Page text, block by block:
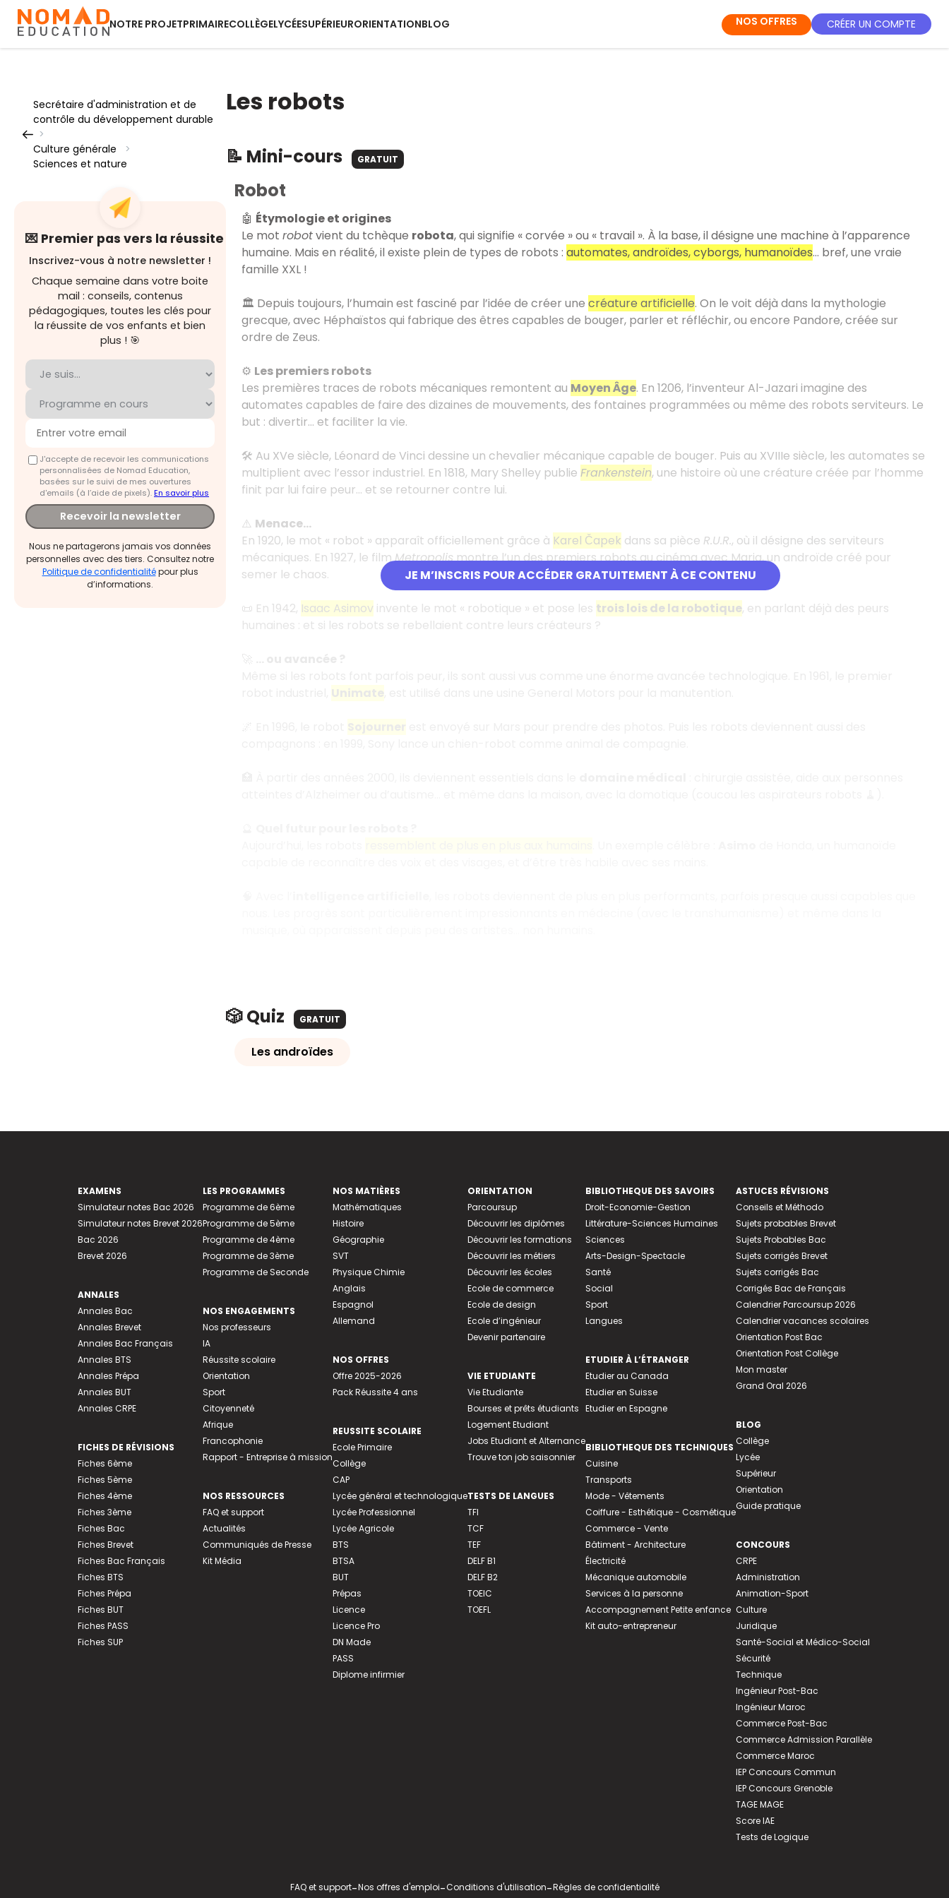
NOTRE PROJETPRIMAIRECOLLÈGELYCÉESUPÉRIEURORIENTATIONBLOG NOS OFFRES CRÉER UN COMPTE
Secrétaire d'administration et de
contrôle du développement durable
>
Culture générale
>
Sciences et nature
💌 Premier pas vers la réussite
Inscrivez-vous à notre newsletter !
Chaque semaine dans votre boite
mail : conseils, contenus
pédagogiques, toutes les clés pour
la réussite de vos enfants et bien
plus ! 🎯
J'accepte de recevoir les communications
personnalisées de Nomad Education,
basées sur le suivi de mes ouvertures
d'emails (à l’aide de pixels).En savoir plus
Recevoir la newsletter
Nous ne partagerons jamais vos données
personnelles avec des tiers. Consultez notre
Politique de confidentialitépour plus
d’informations.
Les robots
📝 Mini-cours GRATUIT
JE M’INSCRIS POUR ACCÉDER GRATUITEMENT À CE CONTENU
Robot
🤖 Étymologie et origines
Le mot robotvient du tchèque robota, qui signifie « corvée » ou « travail ». À la base, il désigne une machine à l’apparence
humaine. Mais en réalité, il existe plein de types de robots : automates, androïdes, cyborgs, humanoïdes… bref, une vraie
famille XXL !
🏛️ Depuis toujours, l’humain est fasciné par l’idée de créer une créature artificielle. On le voit déjà dans la mythologie
grecque, avec Héphaïstos qui fabrique des êtres capables de bouger, parler et réfléchir, ou encore Pandore, créée sur
ordre de Zeus.
⚙️ Les premiers robots
Les premières traces de robots mécaniques remontent au Moyen Âge. En 1206, l’inventeur Al-Jazari imagine des
automates capables de faire des dizaines de mouvements, des fontaines programmées ou même des robots serviteurs. Le
but : divertir… et faciliter la vie.
🛠️ Au XVe siècle, Léonard de Vinci dessine un chevalier mécanique capable de bouger. Puis au XVIIIe siècle, les automates se
multiplient avec l’essor industriel. En 1818, Mary Shelley publie Frankenstein, une histoire où une créature créée par l’homme
finit par lui faire peur… et se retourner contre lui.
⚠️ Menace…
En 1920, le mot « robot » apparaît officiellement grâce à Karel Čapek dans sa pièce R.U.R., où il désigne des serviteurs
mécaniques. En 1927, le filmMetropolismontre l’un des premiers robots au cinéma avec Maria, un androïde créé pour
semer le chaos.
📜 En 1942, Isaac Asimov invente le mot « robotique » et pose les trois lois de la robotique, en parlant déjà des peurs
humaines : et si les robots se rebellaient contre leurs créateurs ?
🎲 Quiz GRATUIT
Les androïdes
EXAMENS
Simulateur notes Bac 2026
Simulateur notes Brevet 2026
Bac 2026
Brevet 2026
ANNALES
Annales Bac
Annales Brevet
Annales Bac Français
Annales BTS
Annales Prépa
Annales BUT
Annales CRPE
FICHES DE RÉVISIONS
Fiches 6ème
Fiches 5ème
Fiches 4ème
Fiches 3ème
Fiches Bac
Fiches Brevet
Fiches Bac Français
Fiches BTS
Fiches Prépa
Fiches BUT
Fiches PASS
Fiches SUP
LES PROGRAMMES
Programme de 6ème
Programme de 5ème
Programme de 4ème
Programme de 3ème
Programme de Seconde
NOS ENGAGEMENTS
Nos professeurs
IA
Réussite scolaire
Orientation
Sport
Citoyenneté
Afrique
Francophonie
Rapport - Entreprise à mission
NOS RESSOURCES
FAQ et support
Actualités
Communiqués de Presse
Kit Média
NOS MATIÈRES
Mathématiques
Histoire
Géographie
SVT
Physique Chimie
Anglais
Espagnol
Allemand
NOS OFFRES
Offre 2025-2026
Pack Réussite 4 ans
REUSSITE SCOLAIRE
Ecole Primaire
Collège
CAP
Lycée général et technologique
Lycée Professionnel
Lycée Agricole
BTS
BTSA
BUT
Prépas
Licence
Licence Pro
DN Made
PASS
Diplome infirmier
ORIENTATION
Parcoursup
Découvrir les diplômes
Découvrir les formations
Découvrir les métiers
Découvrir les écoles
Ecole de commerce
Ecole de design
Ecole d’ingénieur
Devenir partenaire
VIE ETUDIANTE
Vie Etudiante
Bourses et prêts étudiants
Logement Etudiant
Jobs Etudiant et Alternance
Trouve ton job saisonnier
TESTS DE LANGUES
TFI
TCF
TEF
DELF B1
DELF B2
TOEIC
TOEFL
BIBLIOTHEQUE DES SAVOIRS
Droit-Economie-Gestion
Littérature-Sciences Humaines
Sciences
Arts-Design-Spectacle
Santé
Social
Sport
Langues
ETUDIER À L’ÉTRANGER
Etudier au Canada
Etudier en Suisse
Etudier en Espagne
BIBLIOTHEQUE DES TECHNIQUES
Cuisine
Transports
Mode - Vêtements
Coiffure - Esthétique - Cosmétique
Commerce - Vente
Bâtiment - Architecture
Électricité
Mécanique automobile
Services à la personne
Accompagnement Petite enfance
Kit auto-entrepreneur
ASTUCES RÉVISIONS
Conseils et Méthodo
Sujets probables Brevet
Sujets Probables Bac
Sujets corrigés Brevet
Sujets corrigés Bac
Corrigés Bac de Français
Calendrier Parcoursup 2026
Calendrier vacances scolaires
Orientation Post Bac
Orientation Post Collège
Mon master
Grand Oral 2026
BLOG
Collège
Lycée
Supérieur
Orientation
Guide pratique
CONCOURS
CRPE
Administration
Animation-Sport
Culture
Juridique
Santé-Social et Médico-Social
Sécurité
Technique
Ingénieur Post-Bac
Ingénieur Maroc
Commerce Post-Bac
Commerce Admission Parallèle
Commerce Maroc
IEP Concours Commun
IEP Concours Grenoble
TAGE MAGE
Score IAE
Tests de Logique
FAQ et support-Nos offres d'emploi-Conditions d'utilisation-Règles de confidentialité